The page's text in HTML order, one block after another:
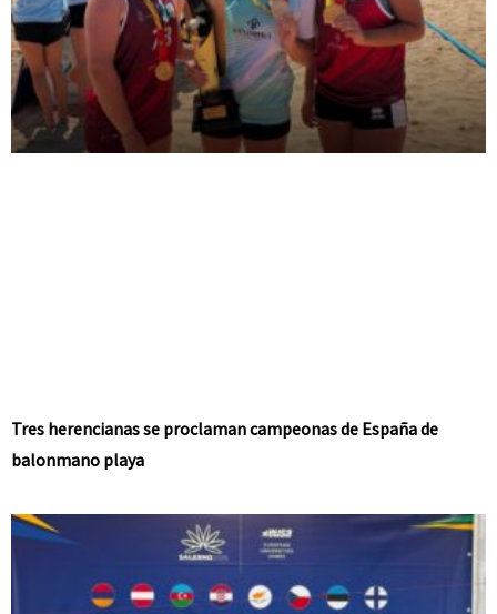
Tres herencianas se proclaman campeonas de España de
balonmano playa